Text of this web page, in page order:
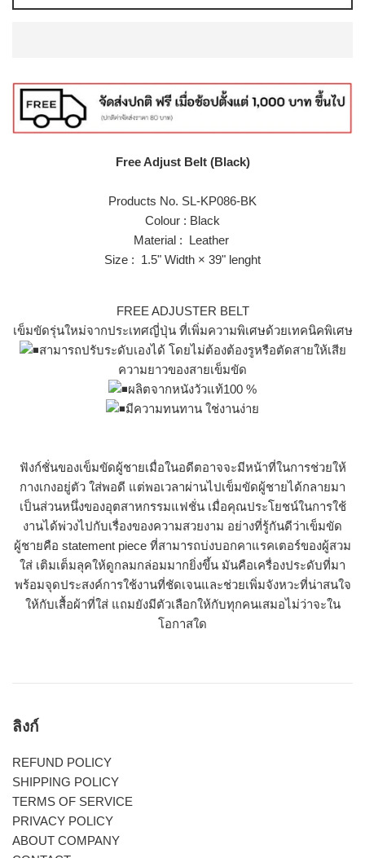
Free Adjust Belt (Black)
Products No. SL-KP086-BK
Colour : Black
Material : Leather
Size : 1.5" Width × 39" lenght
FREE ADJUSTER BELT
เข็มขัดรุ่นใหม่จากประเทศญี่ปุ่น ที่เพิ่มความพิเศษด้วยเทคนิคพิเศษ
สามารถปรับระดับเองได้ โดยไม่ต้องต้องรูหรือตัดสายให้เสีย
ความยาวของสายเข็มขัด
ผลิตจากหนังวัวแท้100 %
มีความทนทาน ใช่งานง่าย
ฟังก์ชั่นของเข็มขัดผู้ชายเมื่อในอดีตอาจจะมีหน้าที่ในการช่วยให้
กางเกงอยู่ตัว ใส่พอดี แต่พอเวลาผ่านไปเข็มขัดผู้ชายได้กลายมา
เป็นส่วนหนึ่งของอุตสาหกรรมแฟชั่น เมื่อคุณประโยชน์ในการใช้
งานได้พ่วงไปกับเรื่องของความสวยงาม อย่างที่รู้กันดีว่าเข็มขัด
ผู้ชายคือ statement piece ที่สามารถบ่งบอกคาแรคเตอร์ของผู้สวม
ใส่ เติมเต็มลุคให้ดูกลมกล่อมมากยิ่งขึ้น มันคือเครื่องประดับที่มา
พร้อมจุดประสงค์การใช้งานที่ชัดเจนและช่วยเพิ่มจังหวะที่น่าสนใจ
ให้กับเสื้อผ้าที่ใส่ แถมยังมีตัวเลือกให้กับทุกคนเสมอไม่ว่าจะใน
โอกาสใด
ลิงก์
REFUND POLICY
SHIPPING POLICY
TERMS OF SERVICE
PRIVACY POLICY
ABOUT COMPANY